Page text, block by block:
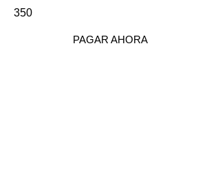
350
PAGAR AHORA